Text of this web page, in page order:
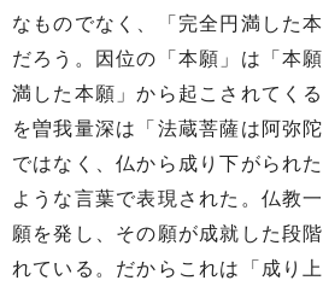
なものでなく、「完全円満した
だろう。因位の「本願」は「本
満した本願」から起こされてく
を曽我量深は「法蔵菩薩は阿弥
ではなく、仏から成り下がられ
ような言葉で表現された。仏教
願を発し、その願が成就した段
れている。だからこれは「成り